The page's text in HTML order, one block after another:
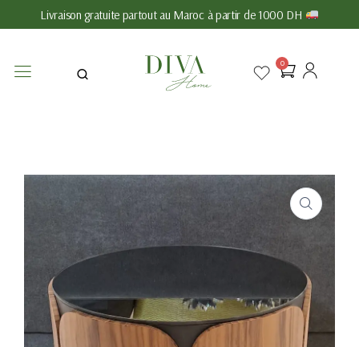
Livraison gratuite partout au Maroc à partir de 1000 DH
0